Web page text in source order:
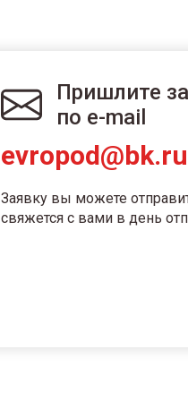
Пришлите
по e-mail
evropod@bk.ru
Заявку вы можете
свяжется с вами в день